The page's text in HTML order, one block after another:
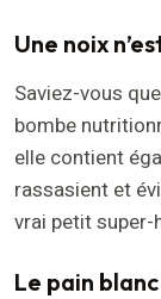
Une noix
Saviez-vous
bombe
elle contient
rassasient et
vrai petit super-
Le pain